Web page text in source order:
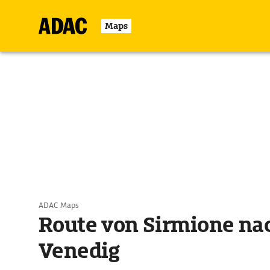
Maps
ADAC Maps
Route von Sirmione
Venedig